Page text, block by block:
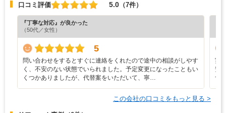
口コミ評価 5.0 （7件）
『丁寧な対応』が良かった
（50代／女性）
5
問い合わせをするとすぐに連絡をくれたので途中の相談がしやす
く、不安のない状態でいられました。予定変更になったこともい
くつかありましたが、代替案をいただいて、寧…
実
安
つ
この会社の口コミをもっと見る >